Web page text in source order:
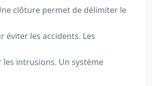
clôture permet de délimiter le
les accidents. Les
les intrusions. Un système